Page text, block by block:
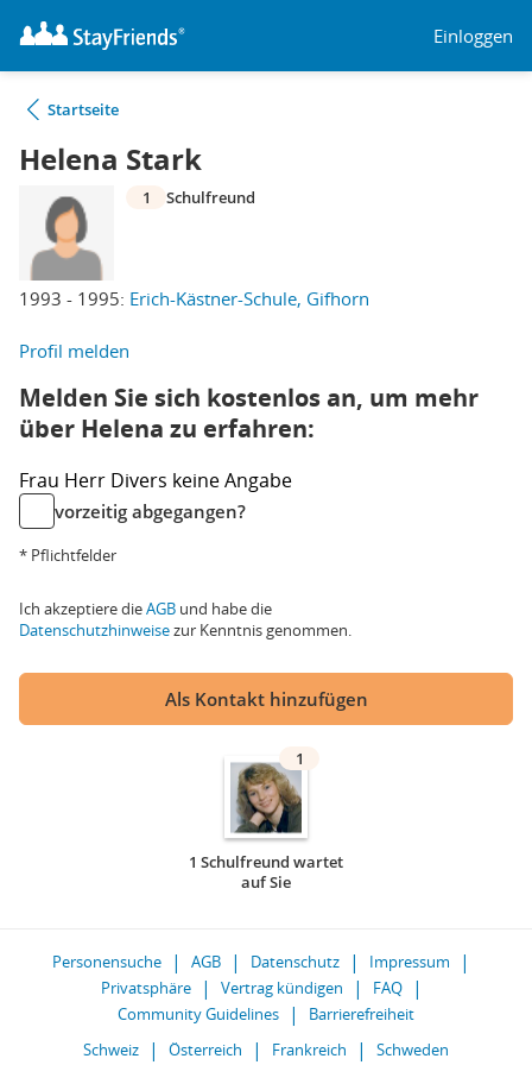
Einloggen
Startseite
Helena Stark
1993 - 1995: Erich-Kästner-Schule, Gifhorn
1 Schulfreund
Profil melden
Melden Sie sich kostenlos an, um mehr
über Helena zu erfahren:
Frau Herr Divers keine Angabe
vorzeitig abgegangen?
* Pflichtfelder
Ich akzeptiere dieAGB und habe die
Datenschutzhinweisezur Kenntnis genommen.
Als Kontakt hinzufügen
1
1 Schulfreund wartet
auf Sie
Personensuche AGB Datenschutz
Impressum
Privatsphäre
Vertrag kündigen
FAQ
Community Guidelines
Barrierefreiheit
Schweiz
Österreich Frankreich Schweden